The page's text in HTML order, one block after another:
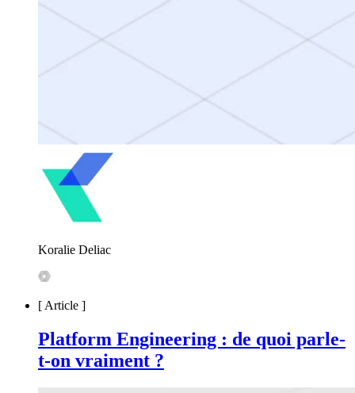
Koralie Deliac
[ Article ]
Platform Engineering : de quoi parle-
t-on vraiment ?